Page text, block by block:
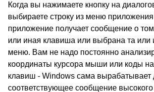
Когда вы нажимаете кнопку на
выбираете строку из меню
приложение получает сообщение о
или иная клавиша или выбрана та или
меню. Вам не надо постоянно
координаты курсора мыши или коды
клавиш - Windows сама вырабатывает
соответствующее сообщение